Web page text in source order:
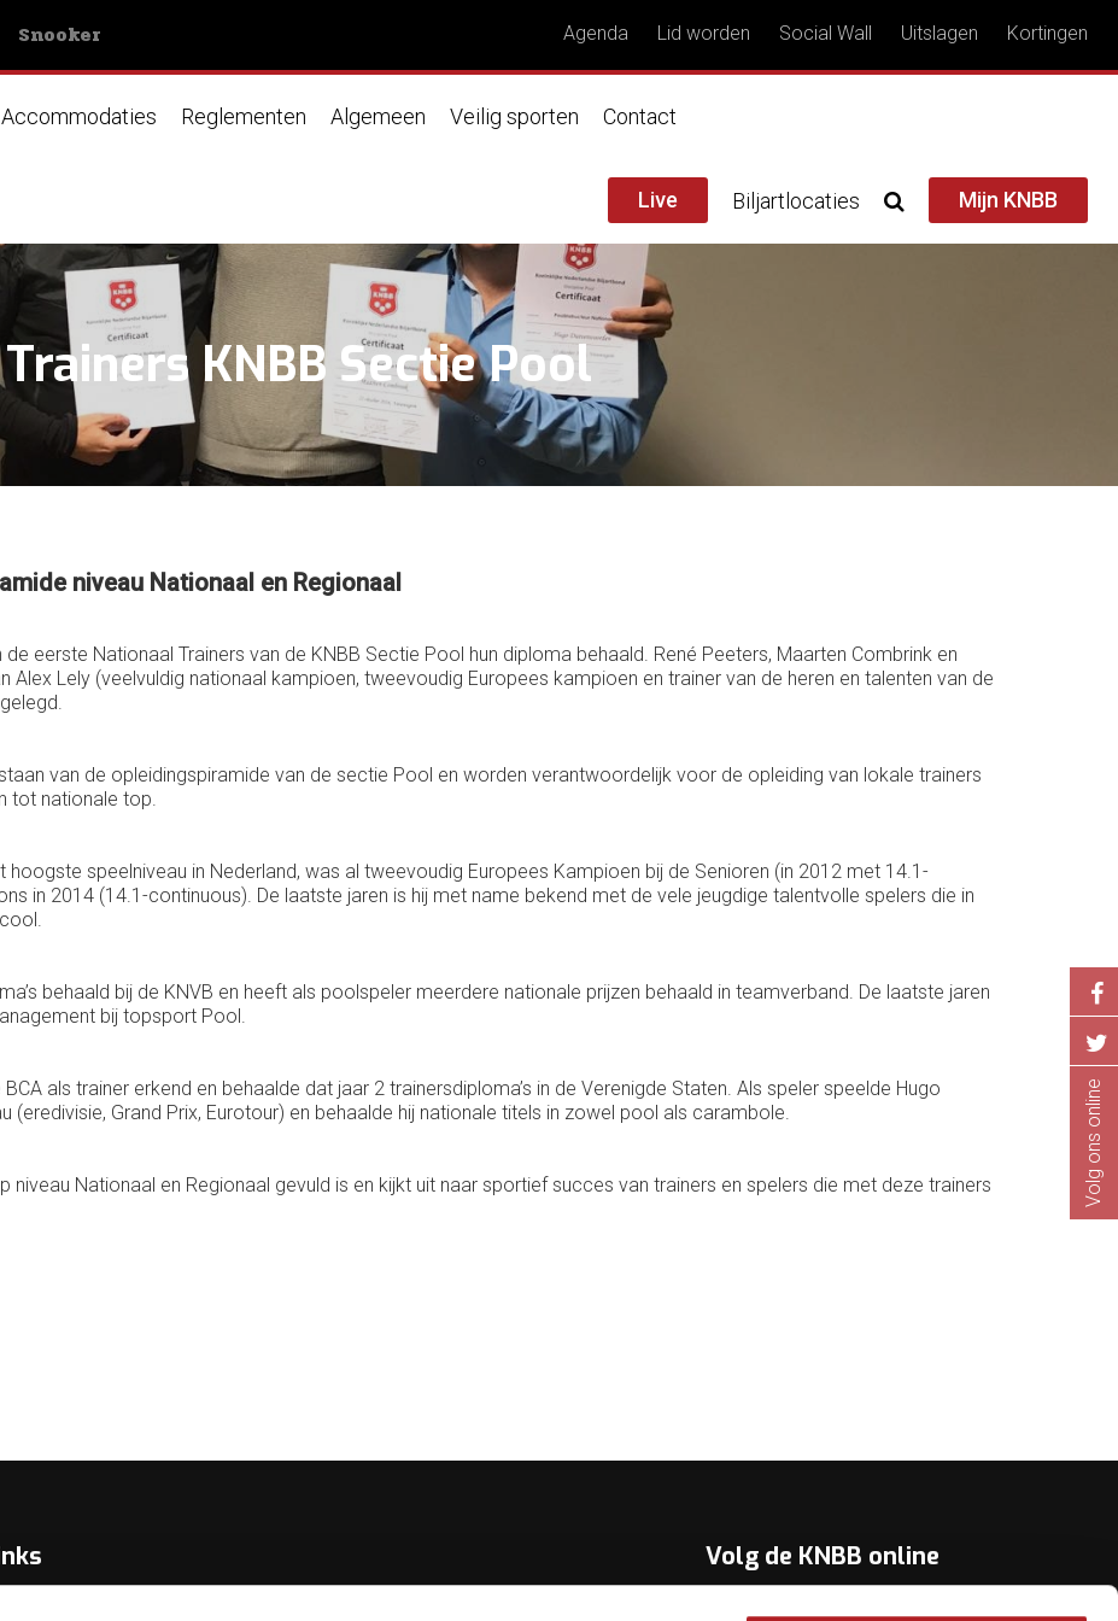
Snooker Agenda Lid worden Social Wall Uitslagen Kortingen
Accommodaties Reglementen Algemeen Veilig sporten Contact
Live Biljartlocaties Mijn KNBB
KNBB Sectie Pool
niveau Nationaal en Regionaal
eerste Nationaal Trainers van de KNBB Sectie Pool hun diploma behaald. René Peeters, Maarten Combrink en
Alex Lely (veelvuldig nationaal kampioen, tweevoudig Europees kampioen en trainer van de heren en talenten van de
van de opleidingspiramide van de sectie Pool en worden verantwoordelijk voor de opleiding van lokale trainers
tot nationale top.
hoogste speelniveau in Nederland, was al tweevoudig Europees Kampioen bij de Senioren (in 2012 met 14.1-
in 2014 (14.1-continuous). De laatste jaren is hij met name bekend met de vele jeugdige talentvolle spelers die in
behaald bij de KNVB en heeft als poolspeler meerdere nationale prijzen behaald in teamverband. De laatste jaren
bij topsport Pool.
als trainer erkend en behaalde dat jaar 2 trainersdiploma’s in de Verenigde Staten. Als speler speelde Hugo
Grand Prix, Eurotour) en behaalde hij nationale titels in zowel pool als carambole.
niveau Nationaal en Regionaal gevuld is en kijkt uit naar sportief succes van trainers en spelers die met deze trainers
Volg ons online
Volg de KNBB online